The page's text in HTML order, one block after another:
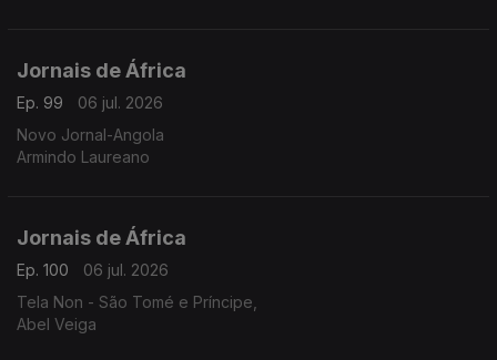
Jornais de África
Ep. 99
06 jul. 2026
Novo Jornal-Angola
Armindo Laureano
Jornais de África
Ep. 100
06 jul. 2026
Tela Non - São Tomé e Príncipe,
Abel Veiga